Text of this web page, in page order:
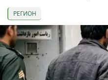
РЕГИОН